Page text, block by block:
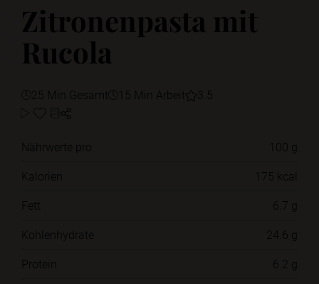
Zitronenpasta mit
Rucola
25 Min Gesamt 15 Min Arbeit 3.5
Nährwerte pro
100 g
Kalorien
175 kcal
Fett
6.7 g
Kohlenhydrate
24.6 g
Protein
6.2 g